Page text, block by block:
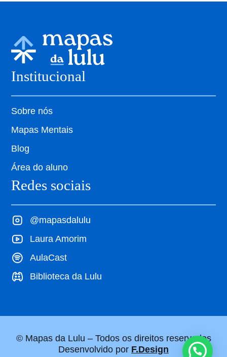
Institucional
Sobre nós
Mapas Mentais
Blog
Área do aluno
Redes sociais
@mapasdalulu
Laura Amorim
AulaCast
Biblioteca da Lulu
© Mapas da Lulu – Todos os direitos reservados
Desenvolvido por F.Design